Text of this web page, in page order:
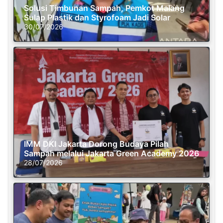
Solusi Timbunan Sampah, Pemkot Malang
Sulap Plastik dan Styrofoam Jadi Solar
30/07/2026
IMM DKI Jakarta Dorong Budaya Pilah
Sampah melalui Jakarta Green Academy 2026
28/07/2026